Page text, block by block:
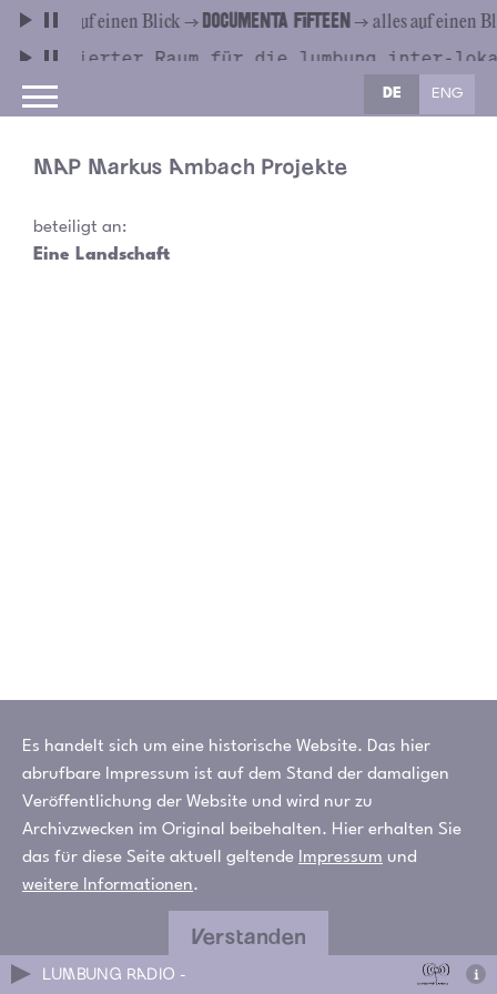
LUMBUNG RADIO -
DE ENG
MAP Markus Ambach Projekte
beteiligt an:
Eine Landschaft
Es handelt sich um eine historische Website. Das hier
abrufbare Impressum ist auf dem Stand der damaligen
Veröffentlichung der Website und wird nur zu
Archivzwecken im Original beibehalten. Hier erhalten Sie
das für diese Seite aktuell geltende Impressum und
weitere Informationen.
Verstanden